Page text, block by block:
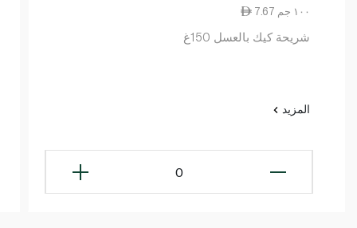
7.67 ١٠٠ جم
شريحة كيك بالعسل 150غ
المزيد
0